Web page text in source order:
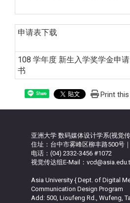
申请表下载
108 学年度 新生入学奖学金申请
书
Share Print
亚洲大学 数码媒体设计学系(视觉
住址：台中市雾峰区柳丰路500号
电话：(04) 2332-3456 #1072
视觉传达组E-Mail：
Asia University { Dept. of Digital
Communication Design Program
Add: 500, Lioufeng Rd., Wufeng,